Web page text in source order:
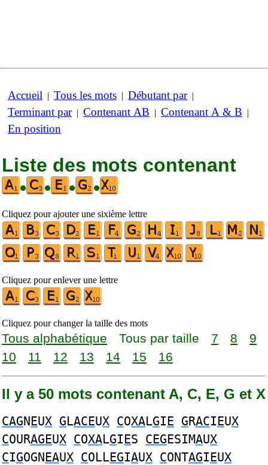
Accueil | Tous les mots | Débutant par|
Terminant par| Contenant AB | Contenant A & B |
En position
Liste des mots contenant
•
• • •
Cliquez pour ajouter une sixième lettre
Cliquez pour enlever une lettre
Cliquez pour changer la taille des mots
Tous alphabétique Tous par taille 7 8
9
10
11 12 13 14 15 16
Il y a 50 mots contenant A, C, E, G et X
CAGNEUX GLACEUX COXALGIE GRACIEUX
COURAGEUX COXALGIES CEGESIMAUX
CIGOGNEAUX COLLEGIAUX CONTAGIEUX